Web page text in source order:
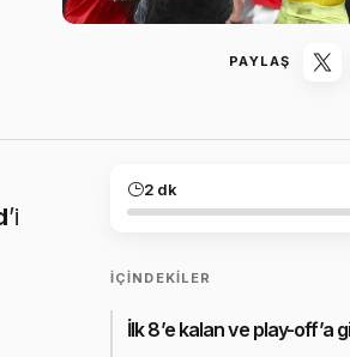
PAYLAŞ
’i
2 dk
İÇINDEKILER
İlk 8’e kalan ve play-off’a